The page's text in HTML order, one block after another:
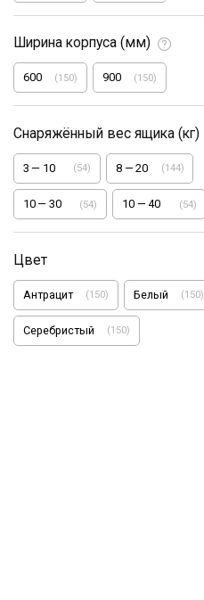
Ширина корпуса (мм)
600 (150) 900 (150)
Снаряжённый вес ящика (кг)
3 — 10 (54) 8 — 20 (144)
10— 30 (54) 10 — 40 (54)
Цвет
Антрацит (150) Белый (150)
Серебристый (150)